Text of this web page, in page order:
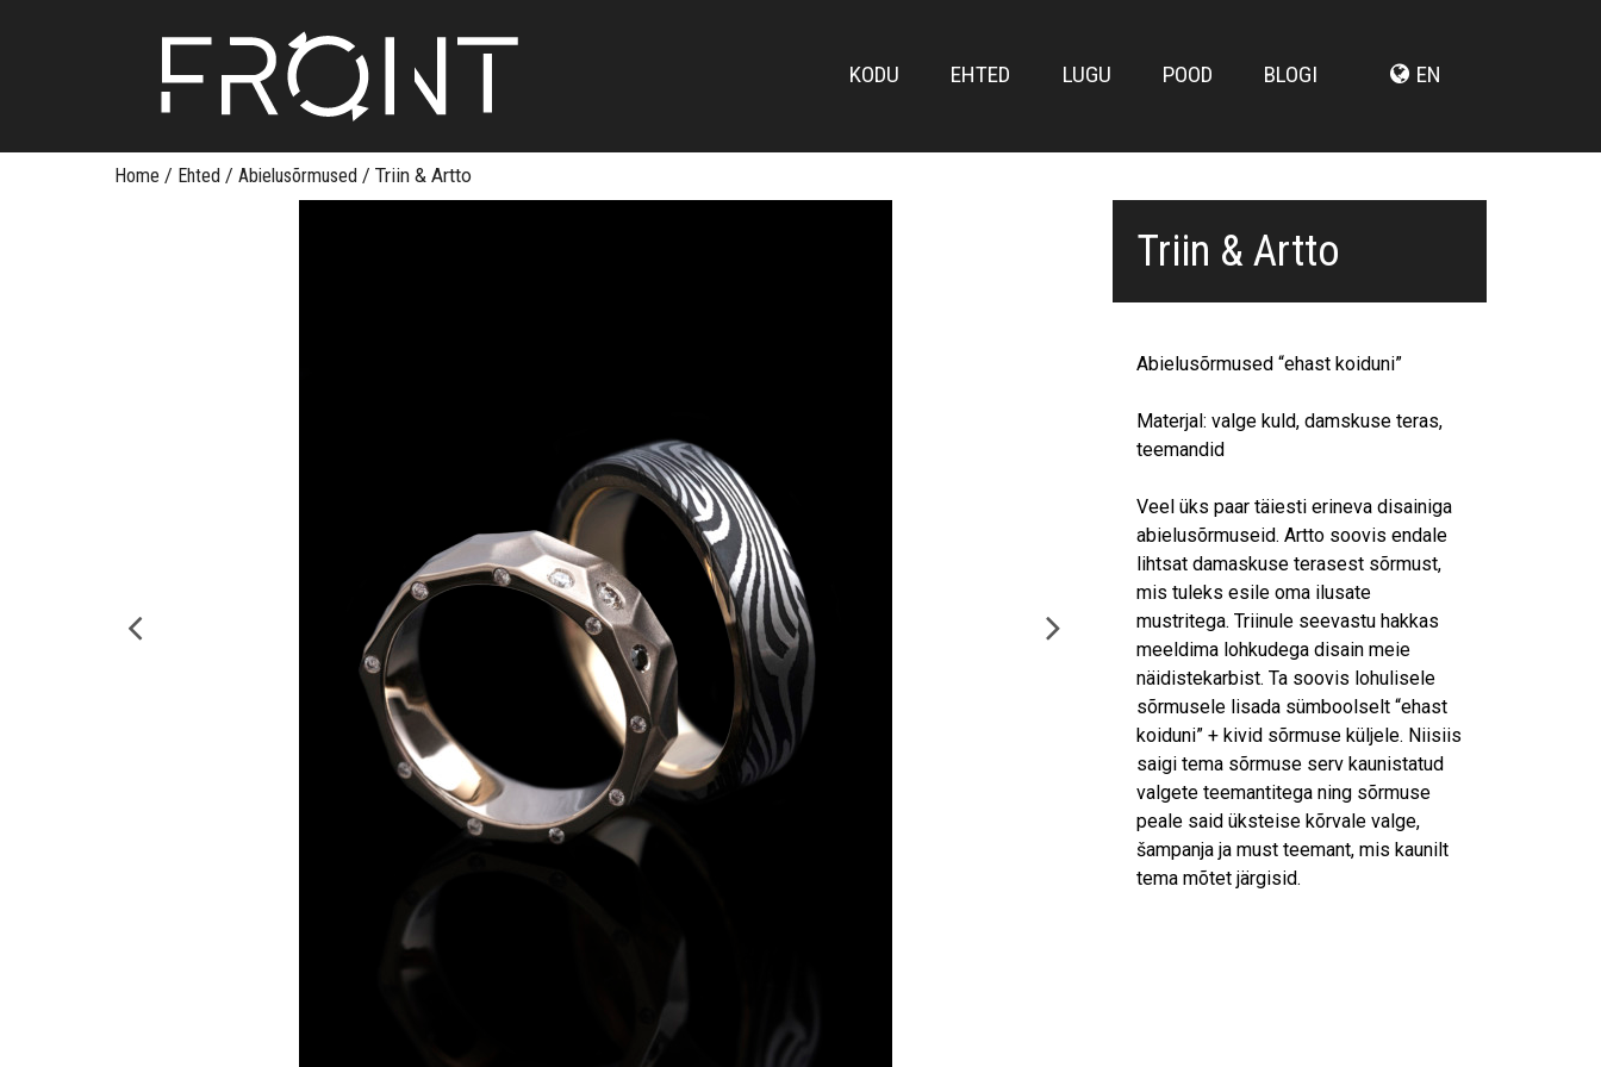
KODU EHTED LUGU POOD BLOGI EN
Home / Ehted / Abielusõrmused / Triin & Artto
Triin & Artto
Abielusõrmused “ehast koiduni”
Materjal: valge kuld, damskuse teras,
teemandid
Veel üks paar täiesti erineva disainiga
abielusõrmuseid. Artto soovis endale
lihtsat damaskuse terasest sõrmust,
mis tuleks esile oma ilusate
mustritega. Triinule seevastu hakkas
meeldima lohkudega disain meie
näidistekarbist. Ta soovis lohulisele
sõrmusele lisada sümboolselt “ehast
koiduni” + kivid sõrmuse küljele. Niisiis
saigi tema sõrmuse serv kaunistatud
valgete teemantitega ning sõrmuse
peale said üksteise kõrvale valge,
šampanja ja must teemant, mis kaunilt
tema mõtet järgisid.